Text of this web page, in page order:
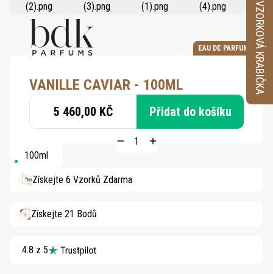
EAU DE PARFUM
VANILLE CAVIAR - 100ML
5 460,00 KČ Přidat do košíku
100ml
Získejte 6 Vzorků Zdarma
Získejte 21 Bodů
4.8 z 5
VZORKOVÁ KRABIČKA